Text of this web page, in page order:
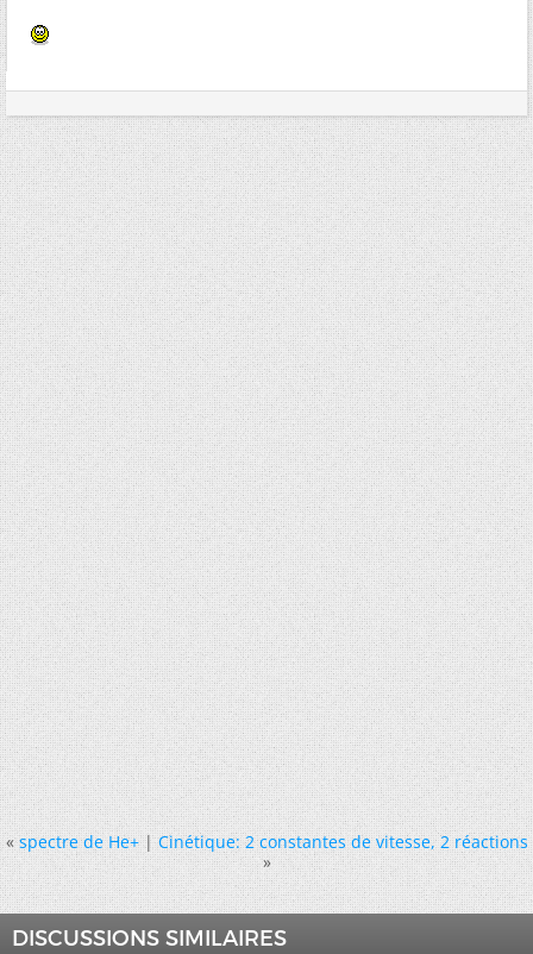
« spectre de He+|Cinétique: 2 constantes de vitesse, 2 réactions
»
DISCUSSIONS SIMILAIRES